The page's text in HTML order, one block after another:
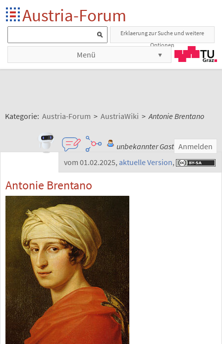
Austria-Forum
Erklaerung zur Suche und weitere
Optionen
Menü
Kategorie: Austria-Forum > AustriaWiki > Antonie Brentano
unbekannter Gast Anmelden
vom 01.02.2025, aktuelle Version,
Antonie Brentano